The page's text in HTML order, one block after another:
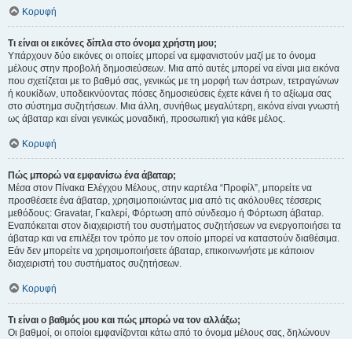
Κορυφή
Τι είναι οι εικόνες δίπλα στο όνομα χρήστη μου;
Υπάρχουν δύο εικόνες οι οποίες μπορεί να εμφανιστούν μαζί με το όνομα
μέλους στην προβολή δημοσιεύσεων. Μια από αυτές μπορεί να είναι μια εικόνα
που σχετίζεται με το βαθμό σας, γενικώς με τη μορφή των άστρων, τετραγώνων
ή κουκίδων, υποδεικνύοντας πόσες δημοσιεύσεις έχετε κάνει ή το αξίωμα σας
στο σύστημα συζητήσεων. Μια άλλη, συνήθως μεγαλύτερη, εικόνα είναι γνωστή
ως άβαταρ και είναι γενικώς μοναδική, προσωπική για κάθε μέλος.
Κορυφή
Πώς μπορώ να εμφανίσω ένα άβαταρ;
Μέσα στον Πίνακα Ελέγχου Μέλους, στην καρτέλα “Προφίλ”, μπορείτε να
προσθέσετε ένα άβαταρ, χρησιμοποιώντας μια από τις ακόλουθες τέσσερις
μεθόδους: Gravatar, Γκαλερί, Φόρτωση από σύνδεσμο ή Φόρτωση άβαταρ.
Εναπόκειται στον διαχειριστή του συστήματος συζητήσεων να ενεργοποιήσει τα
άβαταρ και να επιλέξει τον τρόπο με τον οποίο μπορεί να καταστούν διαθέσιμα.
Εάν δεν μπορείτε να χρησιμοποιήσετε άβαταρ, επικοινωνήστε με κάποιον
διαχειριστή του συστήματος συζητήσεων.
Κορυφή
Τι είναι ο βαθμός μου και πώς μπορώ να τον αλλάξω;
Οι βαθμοί, οι οποίοι εμφανίζονται κάτω από το όνομα μέλους σας, δηλώνουν